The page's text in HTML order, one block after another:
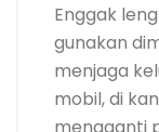
Enggak
gunakan
menjaga
mobil, di
mengganti